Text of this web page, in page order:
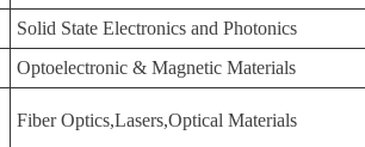
Solid State Electronics and Photonics
Optoelectronic & Magnetic Materials
Fiber Optics,Lasers,Optical Materials